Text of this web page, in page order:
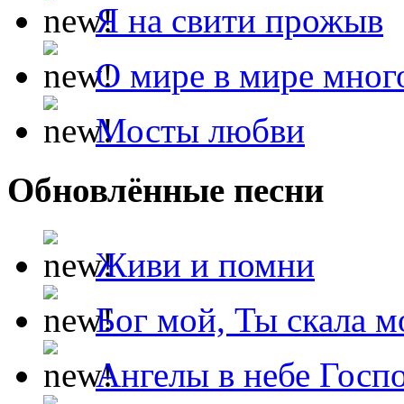
Я на свити прожыв
О мире в мире
Мосты любви
Обновлённые песни
Живи и помни
Бог мой, Ты скала
Ангелы в небе